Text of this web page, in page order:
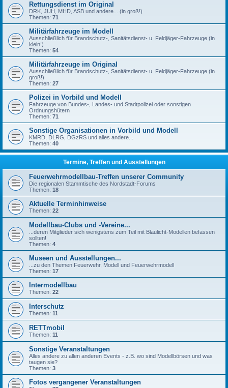
Rettungsdienst im Original
DRK, JUH, MHD, ASB und andere... (in groß!)
Themen: 71
Militärfahrzeuge im Modell
Ausschließlich für Brandschutz-, Sanitätsdienst- u. Feldjäger-Fahrzeuge (in
klein!)
Themen: 54
Militärfahrzeuge im Original
Ausschließlich für Brandschutz-, Sanitätsdienst- u. Feldjäger-Fahrzeuge (in
groß!)
Themen: 27
Polizei in Vorbild und Modell
Fahrzeuge von Bundes-, Landes- und Stadtpolizei oder sonstigen
Ordnungshütern
Themen: 71
Sonstige Organisationen in Vorbild und Modell
KMRD, DLRG, DGzRS und alles andere...
Themen: 40
Termine, Treffen und Ausstellungen
Feuerwehrmodellbau-Treffen unserer Community
Die regionalen Stammtische des Nordstadt-Forums
Themen: 18
Aktuelle Terminhinweise
Themen: 22
Modellbau-Clubs und -Vereine...
...deren Mitglieder sich wenigstens zum Teil mit Blaulicht-Modellen befassen
sollten!
Themen: 4
Museen und Ausstellungen...
...zu den Themen Feuerwehr, Modell und Feuerwehrmodell
Themen: 17
Intermodellbau
Themen: 22
Interschutz
Themen: 11
RETTmobil
Themen: 11
Sonstige Veranstaltungen
Alles andere zu allen anderen Events - z.B. wo sind Modellbörsen und was
taugen sie?
Themen: 3
Fotos vergangener Veranstaltungen